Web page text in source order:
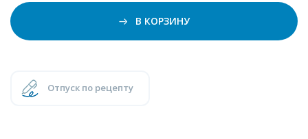
В КОРЗИНУ
Отпуск по рецепту